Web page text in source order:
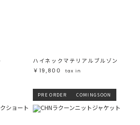
ハイネックマテリアルブルゾン
￥19,800
tax in
PRE ORDER COMINGSOON